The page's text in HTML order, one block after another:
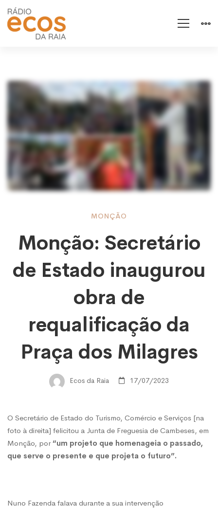
Monção:
Secretário
Estado
inaugurou
obra
de
requalificação
MONÇÃO
Monção: Secretário
de Estado inaugurou
obra de
requalificação da
Praça dos Milagres
Ecos da Raia 17/07/2023
O Secretário de Estado do Turismo, Comércio e Serviços [na
foto à direita] felicitou a Junta de Freguesia de Cambeses, em
Monção, por“um projeto que homenageia o passado,
que serve o presente e que projeta o futuro”.
Nuno Fazenda falava durante a sua intervenção